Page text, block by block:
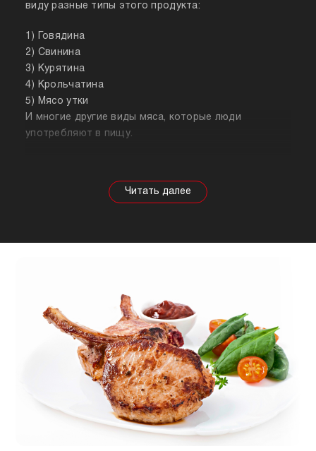
виду разные типы этого продукта:
1) Говядина
2) Свинина
3) Курятина
4) Крольчатина
5) Мясо утки
И многие другие виды мяса, которые люди
употребляют в пищу.
полезных свойствах. Важно понимать, что в
зависимости от животного свойства продукта
подходит для шашлыка, а мясо перепела отлично